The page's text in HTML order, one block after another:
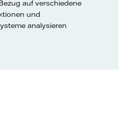
auf verschiedene
und
analysieren